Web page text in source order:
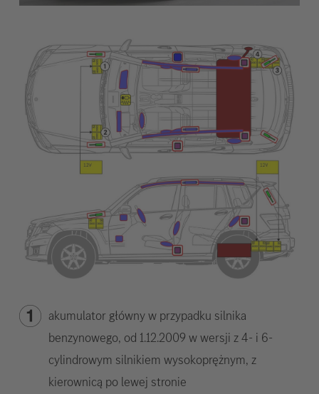
akumulator główny w przypadku silnika
benzynowego, od 1.12.2009 w wersji z 4- i 6-
cylindrowym silnikiem wysokoprężnym, z
kierownicą po lewej stronie